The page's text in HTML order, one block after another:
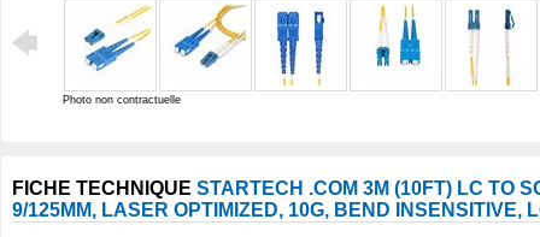
Photo non contractuelle
FICHE TECHNIQUE STARTECH .COM 3M (10FT) LC TO
9/125ΜM, LASER OPTIMIZED, 10G, BEND INSENSITIVE,